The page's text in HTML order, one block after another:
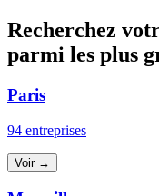
Recherchez
parmi les plus
Paris
94 entreprises
Voir →